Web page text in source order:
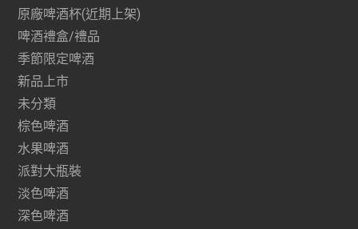
原廠啤酒杯(近期上架)
啤酒禮盒/禮品
季節限定啤酒
新品上市
未分類
棕色啤酒
水果啤酒
派對大瓶裝
淡色啤酒
深色啤酒